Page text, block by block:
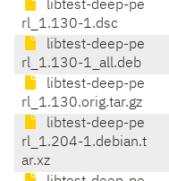
libtest-deep-pe
rl_1.130-1.dsc
libtest-deep-pe
rl_1.130-1_all.deb
libtest-deep-pe
rl_1.130.orig.tar.gz
libtest-deep-pe
rl_1.204-1.debian.t
ar.xz